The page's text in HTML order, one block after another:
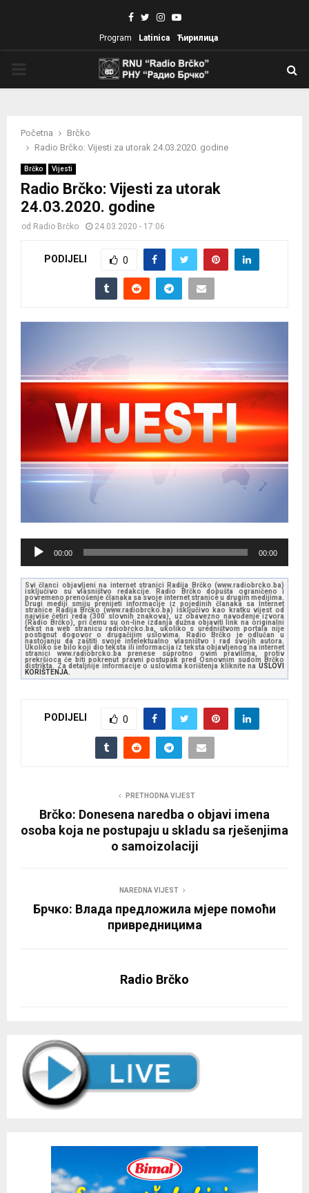
Facebook
TwitterInstagram
Youtube
Program Latinica Ћирилица
Početna
Brčko
Radio Brčko: Vijesti za utorak 24.03.2020. godine
Brčko Vijesti
Radio Brčko: Vijesti za utorak
24.03.2020. godine
od Radio Brčko 24.03.2020 - 17:06
PODIJELI 0
d
o
P
a
00:00 00:00
Svi članci objavljeni na internet stranici Radija Brčko (www.radiobrcko.ba)
isključivo su vlasništvo redakcije. Radio Brčko dopušta ograničeno i
povremeno prenošenje članaka sa svoje internet stranice u drugim medijima.
Drugi mediji smiju prenijeti informacije iz pojedinih članaka sa Internet
stranice Radija Brčko (www.radiobrcko.ba) isključivo kao kratku vijest od
najviše četiri reda (300 slovnih znakova), uz obavezno navođenje izvora
(Radio Brčko), pri čemu su on-line izdanja dužna objaviti link na originalni
tekst na web stranicu radiobrcko.ba, ukoliko s uredništvom portala nije
postignut dogovor o drugačijim uslovima. Radio Brčko je odlučan u
nastojanju da zaštiti svoje intelektualno vlasništvo i rad svojih autora.
Ukoliko se bilo koji dio teksta ili informacija iz teksta objavljenog na internet
stranici www.radiobrcko.ba prenese suprotno ovim pravilima, protiv
prekršioca će biti pokrenut pravni postupak pred Osnovnim sudom Brčko
distrikta. Za detaljnije informacije o uslovima korištenja kliknite na USLOVI
KORIŠTENJA.
PODIJELI 0
PRETHODNA VIJEST
Brčko: Donesena naredba o objavi imena
osoba koja ne postupaju u skladu sa rješenjima
o samoizolaciji
NAREDNA VIJEST
Брчко: Влада предложила мјере помоћи
привредницима
Radio Brčko